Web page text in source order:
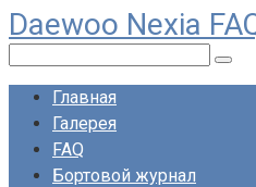
Перейти
к
контенту
Daewoo Nexia
Главная
Галерея
FAQ
Бортовой журнал